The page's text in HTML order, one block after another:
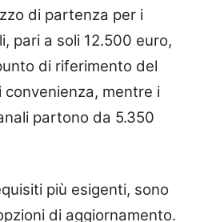
di partenza per i
pari a soli 12.500 euro,
di riferimento del
mentre i
partono da 5.350
più esigenti, sono
di aggiornamento.